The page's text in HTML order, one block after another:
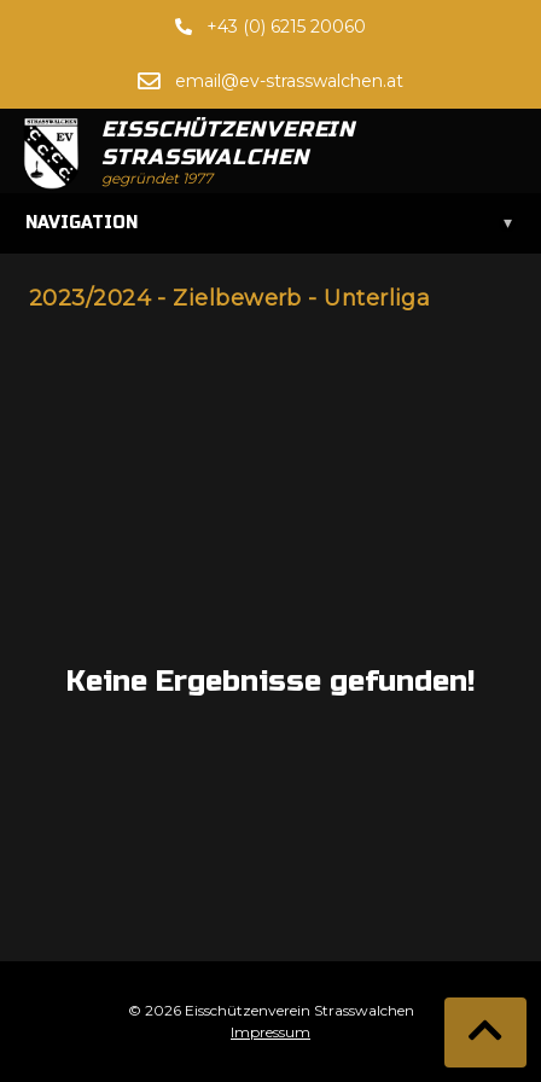
+43 (0) 6215 20060
email@ev-strasswalchen.at
EISSCHÜTZENVEREIN
STRASSWALCHEN
gegründet 1977
NAVIGATION ▾
2023/2024 - Zielbewerb - Unterliga
Keine Ergebnisse gefunden!
© 2026 Eisschützenverein Strasswalchen
Impressum